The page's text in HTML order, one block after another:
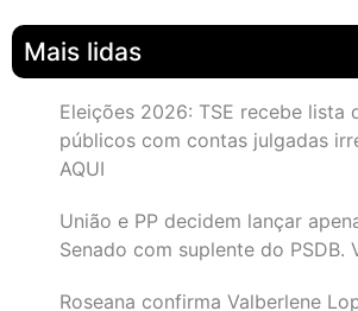
Mais lidas
Eleições 2026: TSE recebe lista
públicos com contas julgadas
AQUI
União e PP decidem lançar
Senado com suplente do PSDB.
Roseana confirma Valberlene